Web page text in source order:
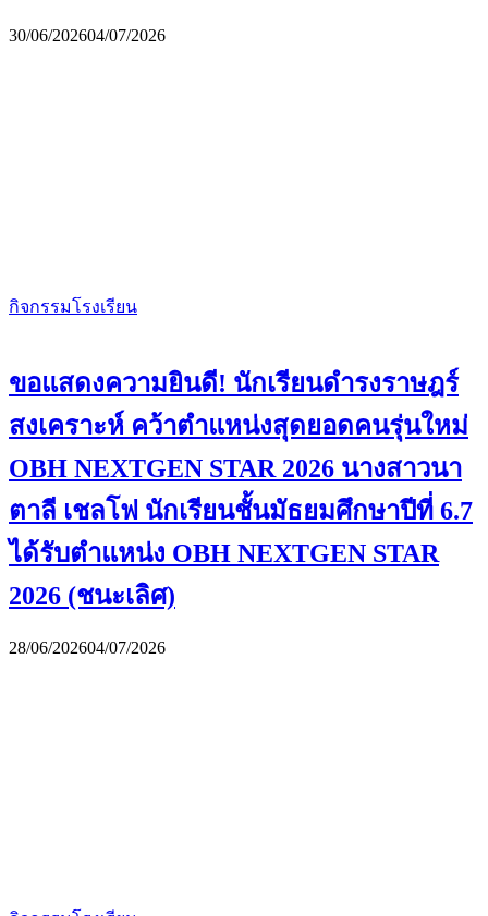
30/06/202604/07/2026
กิจกรรมโรงเรียน
ขอแสดงความยินดี! นักเรียนดำรงราษฎร์
สงเคราะห์ คว้าตำแหน่งสุดยอดคนรุ่นใหม่
OBH NEXTGEN STAR 2026 นางสาวนา
ตาลี เชลโฟ นักเรียนชั้นมัธยมศึกษาปีที่ 6.7
ได้รับตำแหน่ง OBH NEXTGEN STAR
2026 (ชนะเลิศ)
28/06/202604/07/2026